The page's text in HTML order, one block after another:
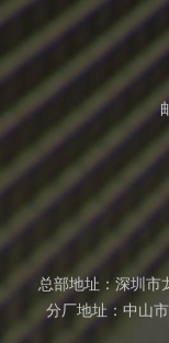
总部地址：深圳市
分厂地址：中山